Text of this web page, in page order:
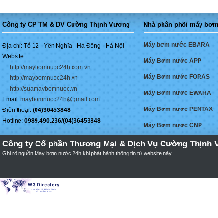
Công ty CP TM & DV Cường Thịnh Vương
Địa chỉ: Tổ 12 - Yên Nghĩa - Hà Đông - Hà Nội
Website:
http://maybomnuoc24h.com.vn
http://maybomnuoc24h.vn
http://suamaybomnuoc.vn
Email: maybomnuoc24h@gmail.com
Điện thoại: (04)36453848
Hotline: 0989.490.236/(04)36453848
Nhà phân phối máy
Máy bơm nước EBARA
Máy Bơm nước APP
Máy Bơm nước FORAS
Máy Bơm nước EWARA
Máy Bơm nước PENTAX
Máy Bơm nước CNP
Công ty Cổ phần Thương Mại & Dịch Vụ Cường Thịnh
Ghi rõ nguồn May bơm nước 24h khi phát hành thông tin từ website này.